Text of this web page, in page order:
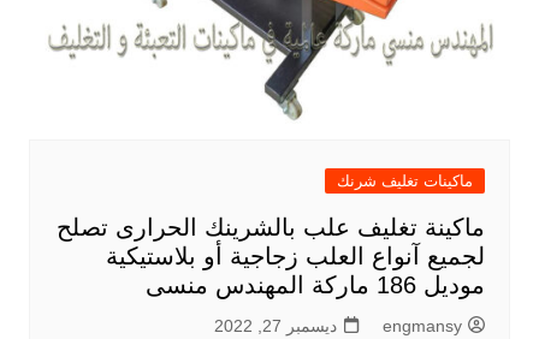
ماكينات تغليف شرنك
ماكينة تغليف علب بالشرينك الحرارى تصلح
لجميع آنواع العلب زجاجية أو بلاستيكية
موديل 186 ماركة المهندس منسى
engmansy ديسمبر 27, 2022